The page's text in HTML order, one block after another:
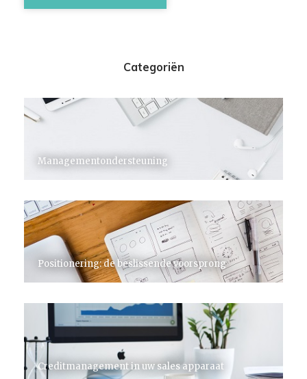
Categoriën
Managementondersteuning
Positionering: de beslissende voorsprong
Creditmanagement in uw sales apparaat